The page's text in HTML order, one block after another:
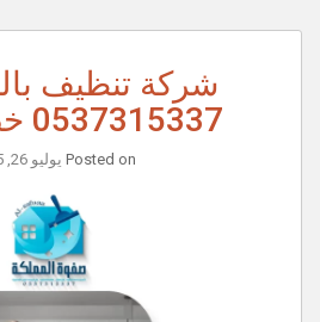
شركة تنظيف
0537315337 خصم %25
Posted on يوليو 26, 2025